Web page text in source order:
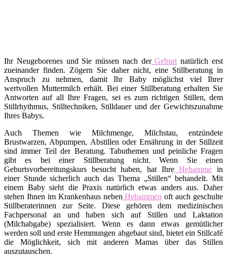
Ihr Neugeborenes und Sie müssen nach derGeburt natürlich erst
zueinander finden. Zögern Sie daher nicht, eine Stillberatung in
Anspruch zu nehmen, damit Ihr Baby möglichst viel Ihrer
wertvollen Muttermilch erhält. Bei einer Stillberatung erhalten Sie
Antworten auf all Ihre Fragen, sei es zum richtigen Stillen, dem
Stillrhythmus, Stilltechniken, Stilldauer und der Gewichtszunahme
Ihres Babys.
Auch Themen wie Milchmenge, Milchstau, entzündete
Brustwarzen, Abpumpen, Abstillen oder Ernährung in der Stillzeit
sind immer Teil der Beratung. Tabuthemen und peinliche Fragen
gibt es bei einer Stillberatung nicht. Wenn Sie einen
Geburtsvorbereitungskurs besucht haben, hat IhreHebamme in
einer Stunde sicherlich auch das Thema „Stillen“ behandelt. Mit
einem Baby sieht die Praxis natürlich etwas anders aus. Daher
stehen Ihnen im Krankenhaus neben Hebammen oft auch geschulte
Stillberaterinnen zur Seite. Diese gehören dem medizinischen
Fachpersonal an und haben sich auf Stillen und Laktation
(Milchabgabe) spezialisiert. Wenn es dann etwas gemütlicher
werden soll und erste Hemmungen abgebaut sind, bietet ein Stillcafé
die Möglichkeit, sich mit anderen Mamas über das Stillen
auszutauschen.